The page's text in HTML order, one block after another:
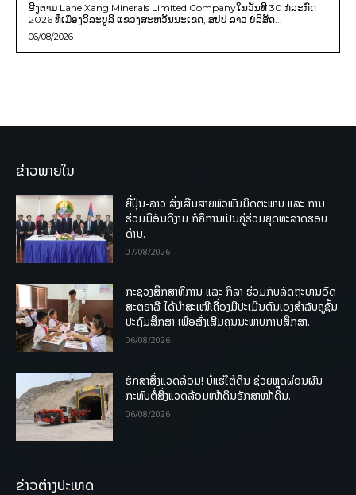
ອີງຕາມ Lane Xang Minerals Limited Companyໃນວັນທີ 30 ກໍລະກົດ
2026 ທີ່ເມືອງວິລະບູລີ ແຂວງສະຫວັນນະເຂດ, ສປປ ລາວ ບໍລິສັດ...
06/08/2026
ຂ່າວພາຍໃນ
ຍີ່ປຸ່ນ-ລາວ ສົ່ງເສີມສາຍພົວພັນມິດຕະພາບ ແລະ ການ
ຮ່ວມມືອັນດີງາມ ກໍຄືການເປັນຄູ່ຮ່ວມຍຸດທະສາດຮອບ
ດ້ານ.
07/08/2026
ກະຊວງສຶກສາທິການ ແລະ ກິລາ ຮ່ວມກັບລັດຖະບານອົດ
ສະຕຣາລີ ໄດ້ນຳສະເໜີເຄື່ອງມືປະເມີນຕົນເອງສຳລັບຄູຊັ້ນ
ປະຖົມສຶກສາ ເພື່ອສົ່ງເສີມຄຸນນະພາບການສຶກສາ.
06/08/2026
ຮັກສາສິ່ງແວດລ້ອມ! ບໍ່ແຮ່ໃຕ້ດິນ ຊ່ວຍຫຼຸດຜ່ອນຜົນ
ກະທົບຕໍ່ສິ່ງແວດລ້ອມໜ້າດິນຮັກສາໜ້າດິນ.
06/08/2026
ຂ່າວຕ່າງປະເທດ